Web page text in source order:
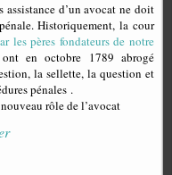
assistance d’un avocat ne doit
Historiquement, la cour
les pères fondateurs de notre
en octobre 1789 abrogé
la sellette, la question et
pénales .
rôle de l’avocat